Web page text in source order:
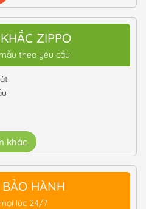
ZIPPO
theo yêu cầu
khác
HÀNH
lúc 24/7